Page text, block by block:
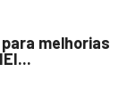
melhorias